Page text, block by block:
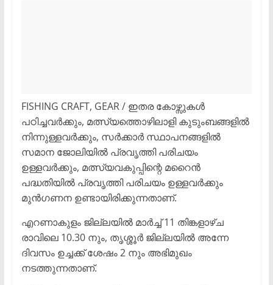
FISHING CRAFT, GEAR / ഇതര കോഴ്സുകൾ
പഠിച്ചവർക്കും, മത്സ്യത്തൊഴിലാളി കുടുംബങ്ങളിൽ
നിന്നുള്ളവർക്കും, സർക്കാർ സ്ഥാപനങ്ങളിൽ
സമാന ജോലിയിൽ പ്രവൃത്തി പരിചയം
ഉള്ളവർക്കും, മത്സ്യവകുപ്പിന്റെ മറൈൻ
പദ്ധതിയിൽ പ്രവൃത്തി പരിചയം ഉള്ളവർക്കും
മുൻഗണന ഉണ്ടായിരിക്കുന്നതാണ്.
എറണാകുളം ജില്ലയിൽ മാർച്ച് 11 തിങ്കളാഴ്‌ച
രാവിലെ 10.30 നും, തൃശ്ശൂർ ജില്ലയിൽ അന്നേ
ദിവസം ഉച്ചക്ക് ശേഷം 2 നും അഭിമുഖം
നടത്തുന്നതാണ്.